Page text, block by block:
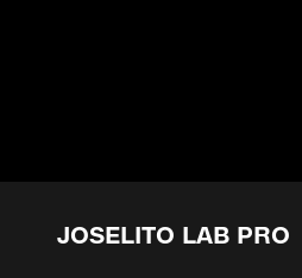
JOSELITO LAB PRO